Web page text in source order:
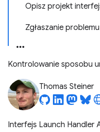
Opisz projekt
Zgłaszanie
Kontrolowanie sposobu
Thomas Steiner
Interfejs Launch Handler